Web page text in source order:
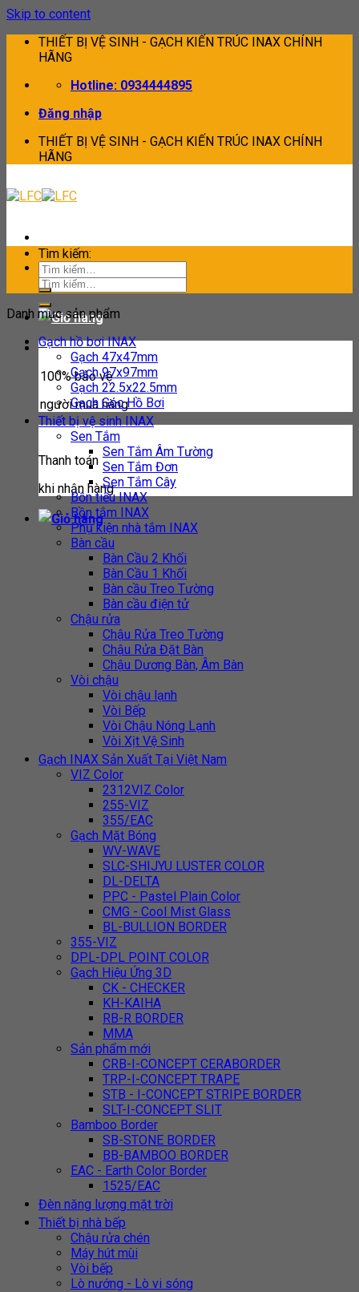
Skip to content
THIẾT BỊ VỆ SINH - GẠCH KIẾN TRÚC INAX CHÍNH
HÃNG
Hotline: 0934444895
Đăng nhập
THIẾT BỊ VỆ SINH - GẠCH KIẾN TRÚC INAX CHÍNH
HÃNG
Tìm kiếm:
100% bảo vệ
người mua hàng
Thanh toán
khi nhận hàng
Tìm kiếm:
Danh mục sản phẩm
Gạch hồ bơi INAX
Gạch 47x47mm
Gạch 97x97mm
Gạch 22.5x22.5mm
Gạch Góc Hồ Bơi
Thiết bị vệ sinh INAX
Sen Tắm
Sen Tắm Âm Tường
Sen Tắm Đơn
Sen Tắm Cây
Bồn tiểu INAX
Bồn tắm INAX
Phụ kiện nhà tắm INAX
Bàn cầu
Bàn Cầu 2 Khối
Bàn Cầu 1 Khối
Bàn cầu Treo Tường
Bàn cầu điện tử
Chậu rửa
Chậu Rửa Treo Tường
Chậu Rửa Đặt Bàn
Chậu Dương Bàn, Âm Bàn
Vòi chậu
Vòi chậu lạnh
Vòi Bếp
Vòi Chậu Nóng Lạnh
Vòi Xịt Vệ Sinh
Gạch INAX Sản Xuất Tại Việt Nam
VIZ Color
2312VIZ Color
255-VIZ
355/EAC
Gạch Mặt Bóng
WV-WAVE
SLC-SHIJYU LUSTER COLOR
DL-DELTA
PPC - Pastel Plain Color
CMG - Cool Mist Glass
BL-BULLION BORDER
355-VIZ
DPL-DPL POINT COLOR
Gạch Hiệu Ứng 3D
CK - CHECKER
KH-KAIHA
RB-R BORDER
MMA
Sản phẩm mới
CRB-I-CONCEPT CERABORDER
TRP-I-CONCEPT TRAPE
STB - I-CONCEPT STRIPE BORDER
SLT-I-CONCEPT SLIT
Bamboo Border
SB-STONE BORDER
BB-BAMBOO BORDER
EAC - Earth Color Border
1525/EAC
Đèn năng lượng mặt trời
Thiết bị nhà bếp
Chậu rửa chén
Máy hút mùi
Vòi bếp
Lò nướng - Lò vi sóng